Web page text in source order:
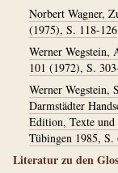
Norbert Wagner,
(1975), S. 118-126
Werner Wegstein,
101 (1972), S.
Werner Wegstein,
Darmstädter
Edition, Texte und
Tübingen 1985, S.
Literatur zu den